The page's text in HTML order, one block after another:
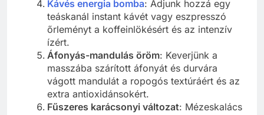
Kávés energia bomba: Adjunk hozzá egy
teáskanál instant kávét vagy eszpresszó
őrleményt a koffeinlökésért és az intenzív
ízért.
Áfonyás-mandulás öröm: Keverjünk a
masszába szárított áfonyát és durvára
vágott mandulát a ropogós textúráért és az
extra antioxidánsokért.
Fűszeres karácsonyi változat: Mézeskalács